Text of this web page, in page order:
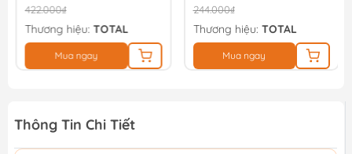
422.000₫
Thương hiệu: TOTAL
Mua ngay
244.000₫
Thương hiệu: TOTAL
Mua ngay
Thông Tin Chi Tiết